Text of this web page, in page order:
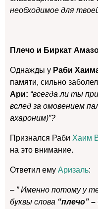
необходимое для
Плечо и Биркат
Однажды у Раби
памяти, сильно
Ари: “всегда ли ты
вслед за омовением
ахароним)”?
Признался Раби Хаим
на это внимание.
Ответил ему Аризаль:
– ” Именно потому у
буквы слова “плечо” –